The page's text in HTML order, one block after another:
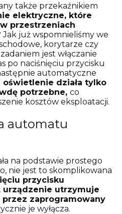
także przekaźnikiem
elektryczne, które
przestrzeniach
Jak już wspomnieliśmy we
korytarze czy
jest włączanie
po naciśnięciu przycisku
automatyczne
oświetlenie działa tylko
potrzebne, co
kosztów eksploatacji.
automatu
na podstawie prostego
nie jest to skomplikowana
przycisku
urządzenie utrzymuje
zaprogramowany
je wyłącza.